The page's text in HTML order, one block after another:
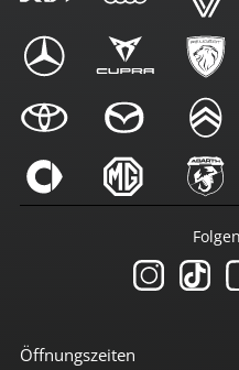
Öffnungszeiten